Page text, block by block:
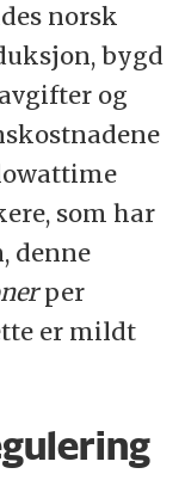
norsk
bygd
og
som har
denne
per
er mildt